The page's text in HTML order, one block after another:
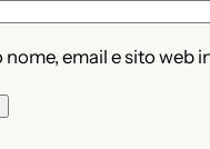
nome, email e sito web